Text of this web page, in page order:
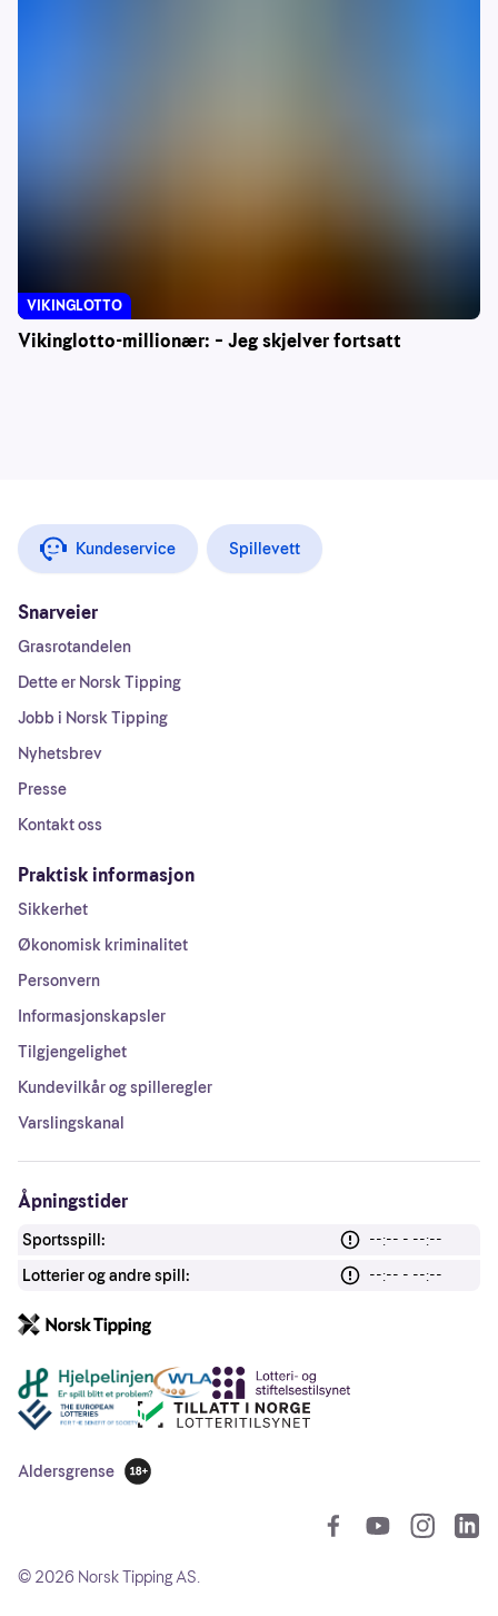
Vikinglotto-millionær: – Jeg skjelver fortsatt
VIKINGLOTTO
Kundeservice Spillevett
Snarveier
Grasrotandelen
Dette er Norsk Tipping
Jobb i Norsk Tipping
Nyhetsbrev
Presse
Kontakt oss
Praktisk informasjon
Sikkerhet
Økonomisk kriminalitet
Personvern
Informasjonskapsler
Tilgjengelighet
Kundevilkår og spilleregler
Varslingskanal
Åpningstider
Sportsspill:
--:-- - --:--
Lotterier og andre spill:
--:-- - --:--
Andre lenker
Aldersgrense
18 år
© 2026 Norsk Tipping AS.